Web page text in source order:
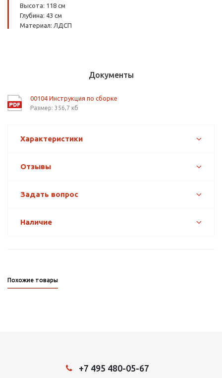
Высота: 118 см
Глубина: 43 см
Материал: ЛДСП
Документы
00104 Инструкция по сборке
Размер: 356,7 кб
Характеристики
Отзывы
Задать вопрос
Наличие
Похожие товары
+7 495 480-05-67